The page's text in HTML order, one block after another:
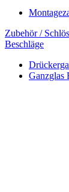
Zubehör /
Beschläge
Ganzglas